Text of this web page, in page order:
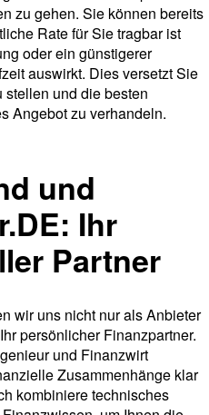
zu gehen. Sie können bereits
Rate für Sie tragbar ist
oder ein günstigerer
auswirkt. Dies versetzt Sie
stellen und die besten
Angebot zu verhandeln.
und
Ihr
Partner
wir uns nicht nur als Anbieter
persönlicher Finanzpartner.
und Finanzwirt
Zusammenhänge klar
kombiniere technisches